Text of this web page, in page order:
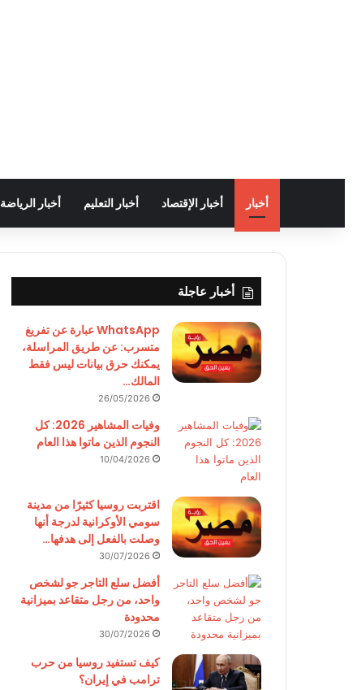
أخبار أخبار الإقتصاد أخبار التعليم أخبار الرياضة
أخبار عاجلة
WhatsApp عبارة عن تفريغ
متسرب: عن طريق المراسلة،
يمكنك حرق بيانات ليس فقط
المالك…
26/05/2026
وفيات المشاهير 2026: كل
النجوم الذين ماتوا هذا العام
10/04/2026
اقتربت روسيا كثيرًا من مدينة
سومي الأوكرانية لدرجة أنها
وصلت بالفعل إلى هدفها…
30/07/2026
أفضل سلع التاجر جو لشخص
واحد، من رجل متقاعد بميزانية
محدودة
30/07/2026
كيف تستفيد روسيا من حرب
ترامب في إيران؟